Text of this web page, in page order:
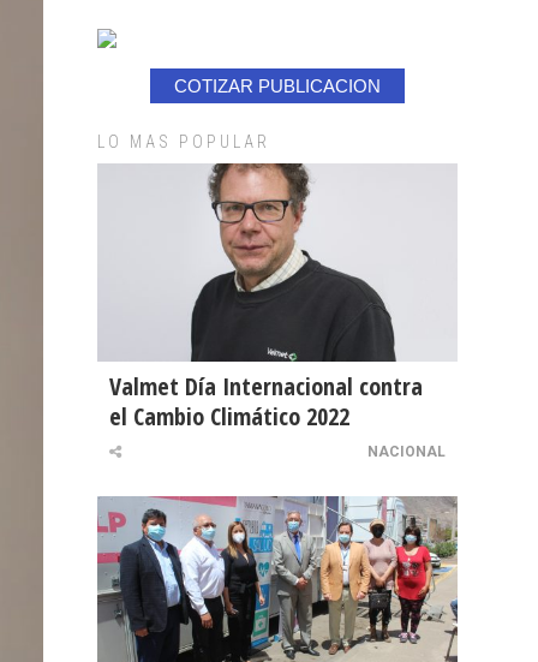
COTIZAR PUBLICACION
LO MAS POPULAR
Valmet Día Internacional contra
el Cambio Climático 2022
NACIONAL